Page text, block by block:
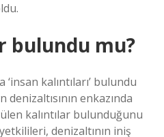
bulundu mu?
kalıntıları’ bulundu
enkazında
kalıntılar bulunduğunu
denizaltının iniş